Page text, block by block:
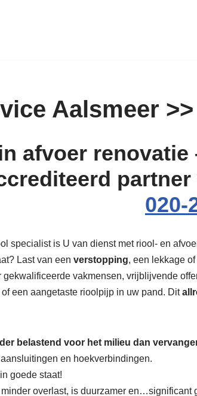
Aalsmeer >>
afvoer
020-
specialist is U van dienst met riool- en
Last van een verstopping, een lekkage of
gekwalificeerde vakmensen, vrijblijvende
een aangetaste rioolpijp in uw pand. Dit
belastend voor het milieu dan
en hoekverbindingen.
goede staat!
overlast, is duurzamer en…significant